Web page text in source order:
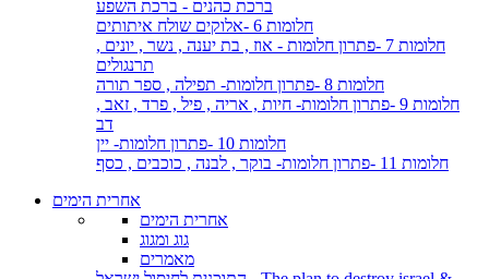
ברכת כהנים - ברכת השפע
חלומות 6 -אלוקים שולח איתותים
חלומות 7 -פתרון חלומות - אוז , בת יענה , נשר , יונים ,
תרנגולים
חלומות 8 -פתרון חלומות- תפילה , ספר תורה
חלומות 9 -פתרון חלומות- חיות , אריה , פיל , פרד , זאב ,
דב
חלומות 10 -פתרון חלומות- יין
חלומות 11 -פתרון חלומות- בוקר , לבנה , כוכבים , כסף
אחרית הימים
אחרית הימים
גוג ומגוג
מאמרים